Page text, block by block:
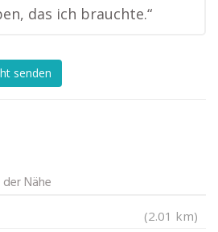
das ich brauchte.“
senden
Nähe
(2.01 km)